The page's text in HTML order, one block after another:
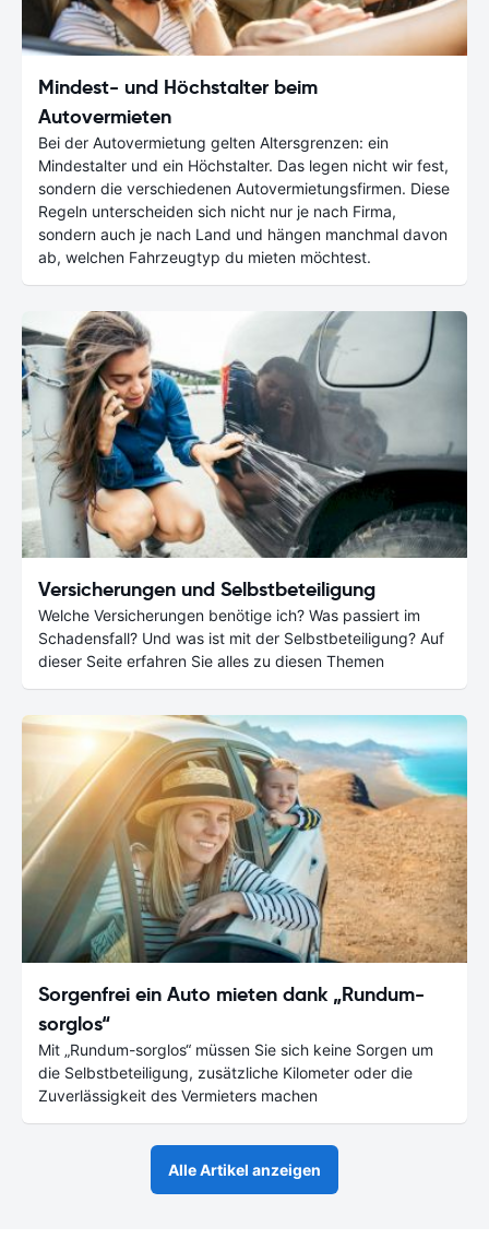
Mindest- und Höchstalter beim
Autovermieten
Bei der Autovermietung gelten Altersgrenzen: ein
Mindestalter und ein Höchstalter. Das legen nicht wir fest,
sondern die verschiedenen Autovermietungsfirmen. Diese
Regeln unterscheiden sich nicht nur je nach Firma,
sondern auch je nach Land und hängen manchmal davon
ab, welchen Fahrzeugtyp du mieten möchtest.
Versicherungen und Selbstbeteiligung
Welche Versicherungen benötige ich? Was passiert im
Schadensfall? Und was ist mit der Selbstbeteiligung? Auf
dieser Seite erfahren Sie alles zu diesen Themen
Sorgenfrei ein Auto mieten dank „Rundum-
sorglos“
Mit „Rundum-sorglos“ müssen Sie sich keine Sorgen um
die Selbstbeteiligung, zusätzliche Kilometer oder die
Zuverlässigkeit des Vermieters machen
Alle Artikel anzeigen